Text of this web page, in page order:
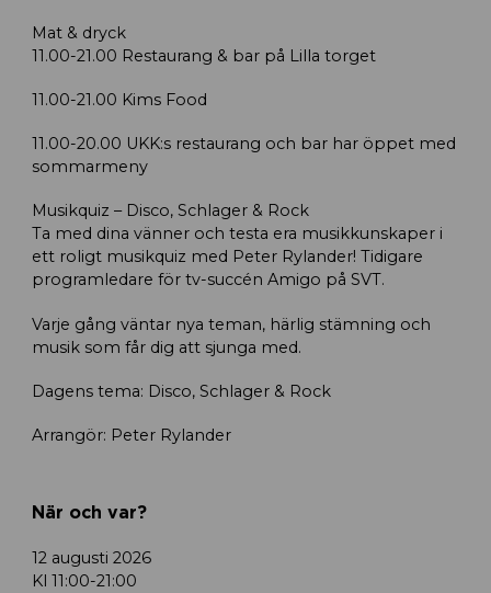
Mat & dryck
11.00-21.00 Restaurang & bar på Lilla torget
11.00-21.00 Kims Food
11.00-20.00 UKK:s restaurang och bar har öppet med
sommarmeny
Musikquiz – Disco, Schlager & Rock
Ta med dina vänner och testa era musikkunskaper i
ett roligt musikquiz med Peter Rylander! Tidigare
programledare för tv-succén Amigo på SVT.
Varje gång väntar nya teman, härlig stämning och
musik som får dig att sjunga med.
Dagens tema: Disco, Schlager & Rock
Arrangör: Peter Rylander
När och var?
12 augusti 2026
Kl 11:00-21:00